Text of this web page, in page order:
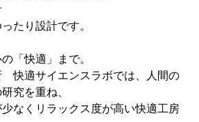
たり設計です。
「快適」まで。
快適サイエンスラボでは、人間の
究を重ね、
なくリラックス度が高い快適工房